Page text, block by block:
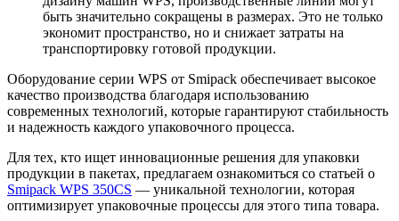
быть значительно сокращены в размерах. Это не только
экономит пространство, но и снижает затраты на
транспортировку готовой продукции.
Оборудование серии WPS от Smipack обеспечивает высокое
качество производства благодаря использованию
современных технологий, которые гарантируют стабильность
и надежность каждого упаковочного процесса.
Для тех, кто ищет инновационные решения для упаковки
продукции в пакетах, предлагаем ознакомиться со статьей о
Smipack WPS 350CS — уникальной технологии, которая
оптимизирует упаковочные процессы для этого типа товара.